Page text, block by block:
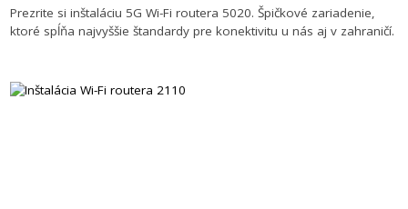
Prezrite si inštaláciu 5G Wi-Fi routera 5020. Špičkové zariadenie,
ktoré spĺňa najvyššie štandardy pre konektivitu u nás aj v zahraničí.